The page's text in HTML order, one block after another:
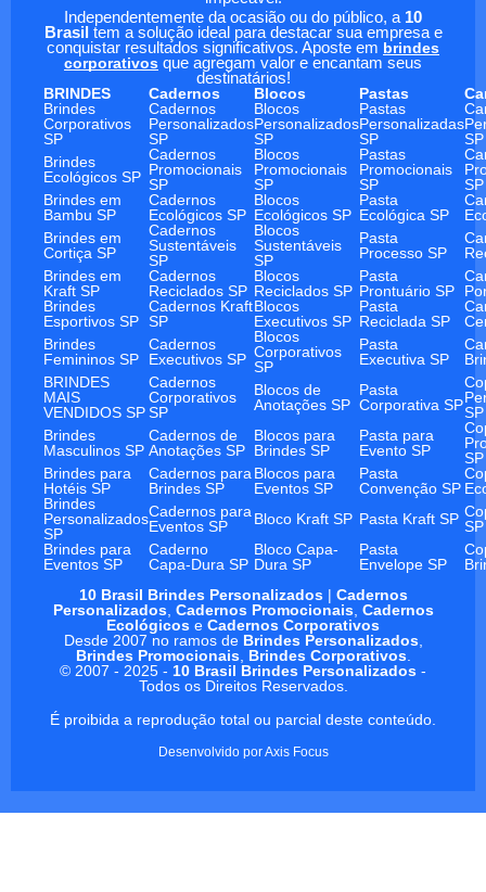
Independentemente da ocasião ou do público, a 10
Brasil tem a solução ideal para destacar sua empresa e
conquistar resultados significativos. Aposte em brindes
corporativos que agregam valor e encantam seus
destinatários!
BRINDES
Cadernos Blocos Pastas
Brindes
Corporativos
SP
Cadernos
Personalizados
SP
Blocos
Personalizados
SP
Pastas
Personalizadas
SP
SP
Brindes
Ecológicos SP
Cadernos
Promocionais
SP
Blocos
Promocionais
SP
Pastas
Promocionais
SP
SP
Brindes em
Bambu SP
Cadernos
Ecológicos SP
Blocos
Ecológicos SP
Pasta
Ecológica SP
Brindes em
Cortiça SP
Cadernos
Sustentáveis
SP
Blocos
Sustentáveis
SP
Pasta
Processo SP
Brindes em
Kraft SP
Cadernos
Reciclados SP
Blocos
Reciclados SP
Pasta
Prontuário SP
Brindes
Esportivos SP
Cadernos Kraft
SP
Blocos
Executivos SP
Pasta
Reciclada SP
Brindes
Femininos SP
Cadernos
Executivos SP
Blocos
Corporativos
SP
Pasta
Executiva SP
BRINDES
MAIS
VENDIDOS SP
Cadernos
Corporativos
SP
Blocos de
Anotações SP
Pasta
Corporativa SPSP
Brindes
Masculinos SP
Cadernos de
Anotações SP
Blocos para
Brindes SP
Pasta para
Evento SP
SP
Brindes para
Hotéis SP
Cadernos para
Brindes SP
Blocos para
Eventos SP
Pasta
Convenção SP
Brindes
Personalizados
SP
Cadernos para
Eventos SP
Bloco Kraft SP Pasta Kraft SP SP
Brindes para
Eventos SP
Caderno
Capa-Dura SP
Bloco Capa-
Dura SP
Pasta
Envelope SP
10 Brasil Brindes Personalizados| Cadernos
Personalizados, Cadernos Promocionais, Cadernos
Ecológicos e Cadernos Corporativos
Desde 2007 no ramos de Brindes Personalizados,
Brindes Promocionais, Brindes Corporativos.
© 2007 - 2025 - 10 Brasil Brindes Personalizados -
Todos os Direitos Reservados.
É proibida a reprodução total ou parcial deste conteúdo.
Desenvolvido porAxis Focus